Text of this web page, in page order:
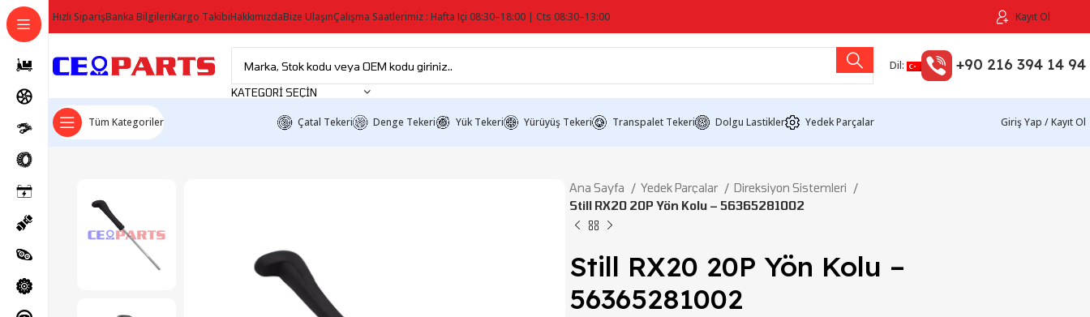
Hızlı SiparişBanka BilgileriKargo TakibiHakkımızdaBize UlaşınÇalışma Saatlerimiz : Hafta Içi 08:30–18:00 | Cts 08:30–13:00 Kayıt Ol
KATEGORI SEÇIN
Dil: +90 216 394 14 94
Tüm Kategoriler Çatal Tekeri Denge Tekeri Yük Tekeri Yürüyüş Tekeri Transpalet Tekeri Dolgu Lastikler Yedek Parçalar Giriş Yap / Kayıt Ol
Ana Sayfa Yedek Parçalar
Direksiyon Sistemleri
Still RX20 20P Yön Kolu – 56365281002
Still RX20 20P Yön Kolu –
56365281002